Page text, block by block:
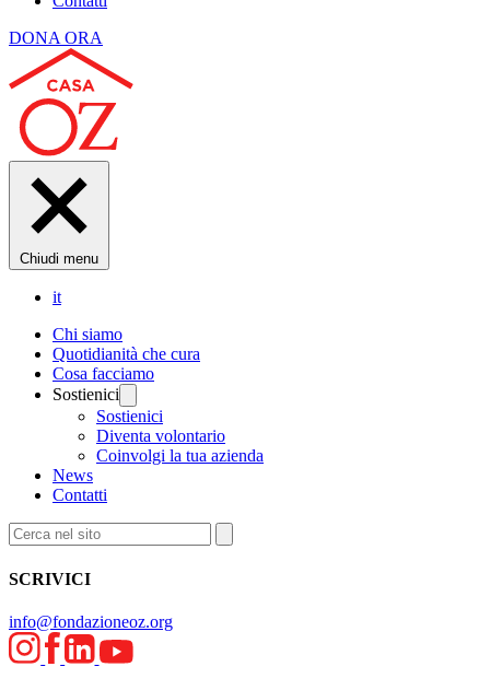
DONA ORA
Chiudi menu
it
Chi siamo
Quotidianità che cura
Cosa facciamo
Sostienici
Sostienici
Diventa volontario
Coinvolgi la tua azienda
News
Contatti
SCRIVICI
info@fondazioneoz.org